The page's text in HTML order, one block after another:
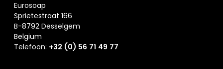
Eurosoap
Sprietestraat 166
B-8792 Desselgem
Belgium
Telefoon: +32 (0) 56 71 49 77